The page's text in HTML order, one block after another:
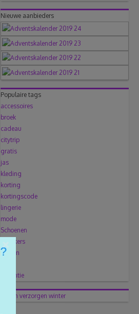
Nieuwe aanbieders
Populaire tags
accessoires
broek
cadeau
citytrip
gratis
jas
kleding
korting
kortingscode
lingerie
mode
Schoenen
sneakers
solden
vakantie
dieren verzorgen winter
×